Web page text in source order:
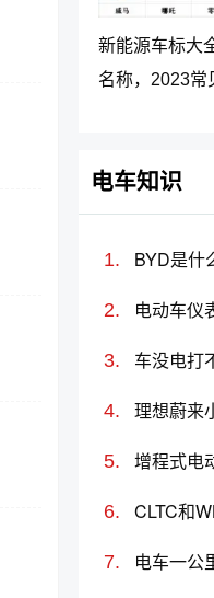
新能源车标大
名称，2023常
电车知识
BYD是什